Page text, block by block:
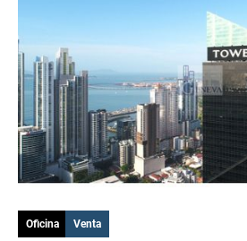
Oficina Venta